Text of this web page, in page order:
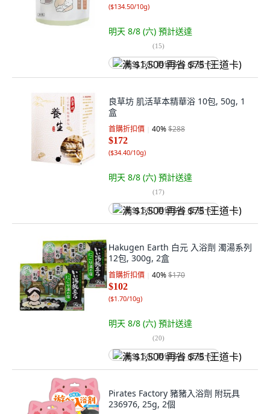
($134.50/10g)
明天 8/8 (六) 預計送達
(15)
满 $1,500 再省 $75 (王道卡)
良草坊 肌活草本精華浴 10包, 50g, 1
盒
首購折扣價 40%$288
$172
($34.40/10g)
明天 8/8 (六) 預計送達
(17)
满 $1,500 再省 $75 (王道卡)
Hakugen Earth 白元 入浴劑 濁湯系列
12包, 300g, 2盒
首購折扣價 40%$170
$102
($1.70/10g)
明天 8/8 (六) 預計送達
(20)
满 $1,500 再省 $75 (王道卡)
Pirates Factory 豬豬入浴劑 附玩具
236976, 25g, 2個